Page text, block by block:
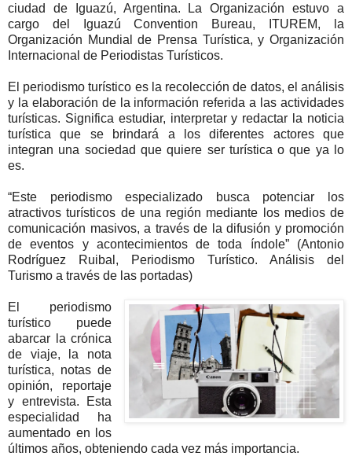
ciudad de Iguazú, Argentina. La Organización estuvo a
cargo del Iguazú Convention Bureau, ITUREM, la
Organización Mundial de Prensa Turística, y Organización
Internacional de Periodistas Turísticos.
El periodismo turístico es la recolección de datos, el análisis
y la elaboración de la información referida a las actividades
turísticas. Significa estudiar, interpretar y redactar la noticia
turística que se brindará a los diferentes actores que
integran una sociedad que quiere ser turística o que ya lo
es.
“Este periodismo especializado busca potenciar los
atractivos turísticos de una región mediante los medios de
comunicación masivos, a través de la difusión y promoción
de eventos y acontecimientos de toda índole” (Antonio
Rodríguez Ruibal, Periodismo Turístico. Análisis del
Turismo a través de las portadas)
El periodismo
turístico puede
abarcar la crónica
de viaje, la nota
turística, notas de
opinión, reportaje
y entrevista. Esta
especialidad ha
aumentado en los
últimos años, obteniendo cada vez más importancia.